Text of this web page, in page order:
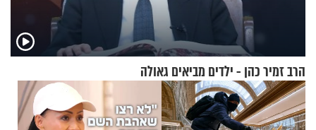
הרב זמיר כהן - ילדים מביאים גאולה